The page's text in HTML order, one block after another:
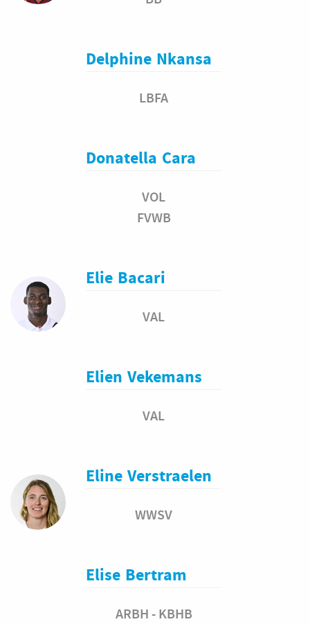
Delphine Nkansa
LBFA
Donatella Cara
VOL
FVWB
Elie Bacari
VAL
Elien Vekemans
VAL
Eline Verstraelen
WWSV
Elise Bertram
ARBH - KBHB